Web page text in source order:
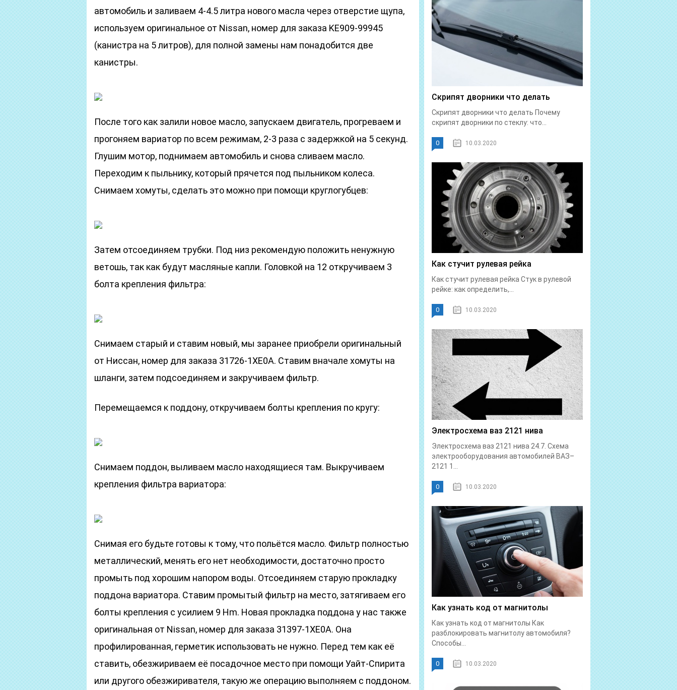
автомобиль и заливаем 4-4.5 литра нового масла через отверстие щупа,
используем оригинальное от Nissan, номер для заказа KE909-99945
(канистра на 5 литров), для полной замены нам понадобится две
канистры.
После того как залили новое масло, запускаем двигатель, прогреваем и
прогоняем вариатор по всем режимам, 2-3 раза с задержкой на 5 секунд.
Глушим мотор, поднимаем автомобиль и снова сливаем масло.
Переходим к пыльнику, который прячется под пыльником колеса.
Снимаем хомуты, сделать это можно при помощи круглогубцев:
Затем отсоединяем трубки. Под низ рекомендую положить ненужную
ветошь, так как будут масляные капли. Головкой на 12 откручиваем 3
болта крепления фильтра:
Снимаем старый и ставим новый, мы заранее приобрели оригинальный
от Ниссан, номер для заказа 31726-1XE0A. Ставим вначале хомуты на
шланги, затем подсоединяем и закручиваем фильтр.
Перемещаемся к поддону, откручиваем болты крепления по кругу:
Снимаем поддон, выливаем масло находящиеся там. Выкручиваем
крепления фильтра вариатора:
Снимая его будьте готовы к тому, что польётся масло. Фильтр полностью
металлический, менять его нет необходимости, достаточно просто
промыть под хорошим напором воды. Отсоединяем старую прокладку
поддона вариатора. Ставим промытый фильтр на место, затягиваем его
болты крепления с усилием 9 Hm. Новая прокладка поддона у нас также
оригинальная от Nissan, номер для заказа 31397-1XE0A. Она
профилированная, герметик использовать не нужно. Перед тем как её
ставить, обезжириваем её посадочное место при помощи Уайт-Спирита
или другого обезжиривателя, такую же операцию выполняем с поддоном.
Скрипят дворники что делать
Скрипят дворники что делать Почему
скрипят дворники по стеклу: что...
0 10.03.2020
Как стучит рулевая рейка
Как стучит рулевая рейка Стук в рулевой
рейке: как определить,...
0 10.03.2020
Электросхема ваз 2121 нива
Электросхема ваз 2121 нива 24.7. Схема
электрооборудования автомобилей ВАЗ–
2121 1...
0 10.03.2020
Как узнать код от магнитолы
Как узнать код от магнитолы Как
разблокировать магнитолу автомобиля?
Способы...
0 10.03.2020